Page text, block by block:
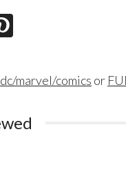
dc/marvel/comics or